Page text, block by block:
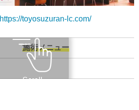
https://toyosuzuran-lc.com/
施術メニュー
Scroll